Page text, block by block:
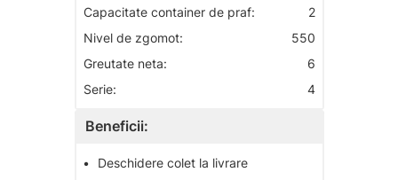
Capacitate container de praf:
2
Nivel de zgomot:
550
Greutate neta:
6
Serie:
4
Beneficii:
•
Deschidere colet la livrare